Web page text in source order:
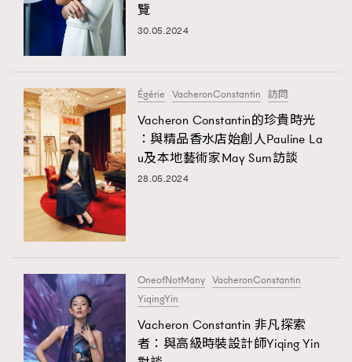
覽
30.05.2024
Égérie VacheronConstantin 訪問
Vacheron Constantin的珍貴時光
：與精品香水店始創人Pauline La
u及本地藝術家May Sum訪談
28.05.2024
OneofNotMany VacheronConstantin
YiqingYin
Vacheron Constantin 非凡探索
者：與高級時裝設計師Yiqing Yin